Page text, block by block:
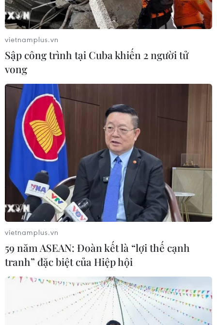
trang web cá cược trực tuyến
07/08/2026 11:39
Indonesia nỗ lực khống chế cháy
rừng tại Vườn Quốc gia Núi Bromo
07/08/2026 10:56
Sri Lanka triển khai quân đội sau làn
sóng vượt ngục bất thành
07/08/2026 10:35
Thụy Sĩ khó đạt mục tiêu giảm phát
thải khí nhà kính vào năm 2030
Bão Dolphin càn quét các đảo miền
Nam Nhật Bản, sân bay Okinawa
07/08/2026 09:10
vietnamplus.vn
Sập công trình tại Cuba khiến 2 người tử
vong
vietnamplus.vn
59 năm ASEAN: Đoàn kết là “lợi thế cạnh
tranh” đặc biệt của Hiệp hội